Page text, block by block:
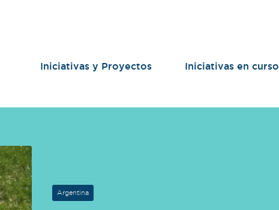
Iniciativas y Proyectos Iniciativas en curso
Argentina